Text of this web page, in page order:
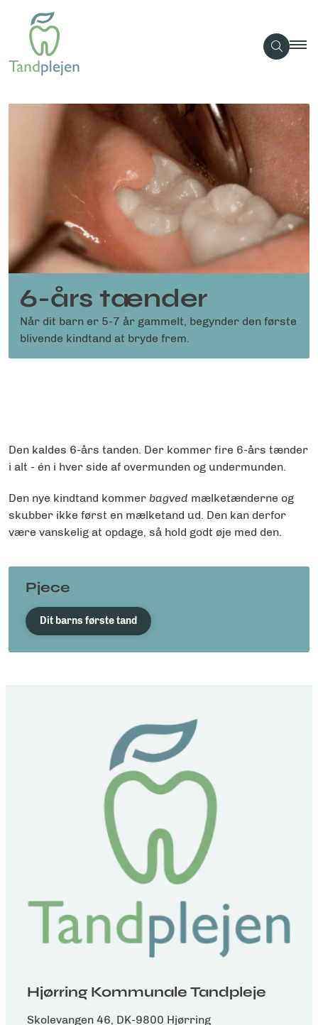
6-års tænder
Når dit barn er 5-7 år gammelt, begynder den første
blivende kindtand at bryde frem.
Den kaldes 6-års tanden. Der kommer fire 6-års tænder
i alt - én i hver side af overmunden og undermunden.
Den nye kindtand kommer bagved mælketænderne og
skubber ikke først en mælketand ud. Den kan derfor
være vanskelig at opdage, så hold godt øje med den.
Pjece
Dit barns første tand
Hjørring Kommunale Tandpleje
Skolevangen 46, DK-9800 Hjørring